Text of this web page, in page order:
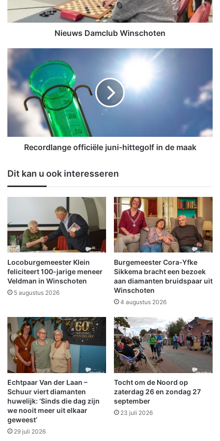
a
m
u
i
n
c
o
Nieuws Damclub Winschoten
R
c
o
d
n
f
f
i
ë
l
e
j
u
n
i
i
t
e
o
l
f
i
n
d
e
Recordlange officiële juni-hittegolf in de maak
Dit kan u ook interesseren
Locoburgemeester Klein
feliciteert 100-jarige meneer
Veldman in Winschoten
5 augustus 2026
Burgemeester Cora-Yfke
Sikkema bracht een bezoek
aan diamanten bruidspaar uit
Winschoten
4 augustus 2026
Echtpaar Van der Laan –
Schuur viert diamanten
huwelijk: ‘Sinds die dag zijn
we nooit meer uit elkaar
geweest’
29 juli 2026
Tocht om de Noord op
zaterdag 26 en zondag 27
september
23 juli 2026